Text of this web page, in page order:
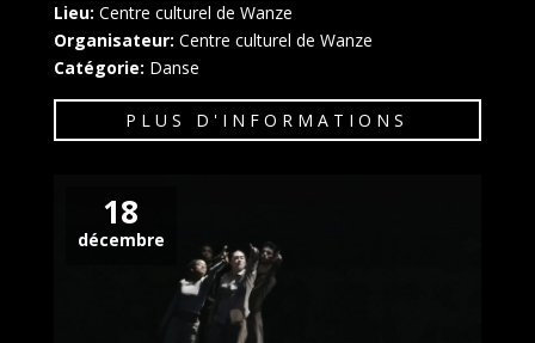
Lieu: Centre culturel de Wanze
Organisateur: Centre culturel de Wanze
Catégorie: Danse
PLUS D'INFORMATIONS
18
décembre